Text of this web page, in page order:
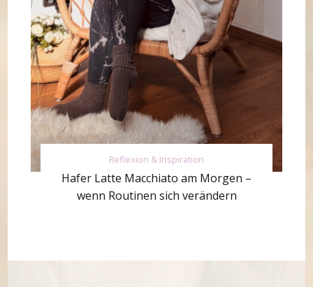
Reflexion & Inspiration
Hafer Latte Macchiato am Morgen –
wenn Routinen sich verändern